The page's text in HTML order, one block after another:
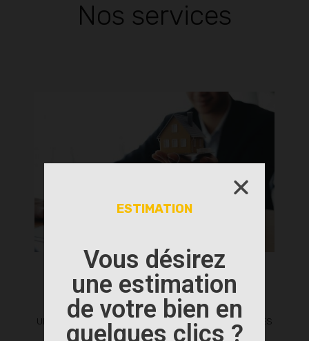
Nos services
VENTE
UNE PRESTATION D’AGENCE PARFAITEMENT ADAPTÉES
À VOS BESOINS
ESTIMATION
Vous désirez
une estimation
de votre bien en
quelques clics ?